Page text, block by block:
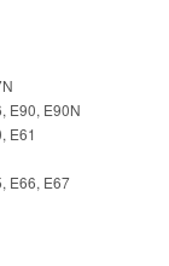
E90, E90N
E61
E66, E67